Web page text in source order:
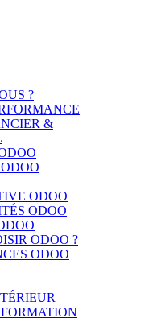
?
&
ODOO
ODOO
ODOO ?
ODOO